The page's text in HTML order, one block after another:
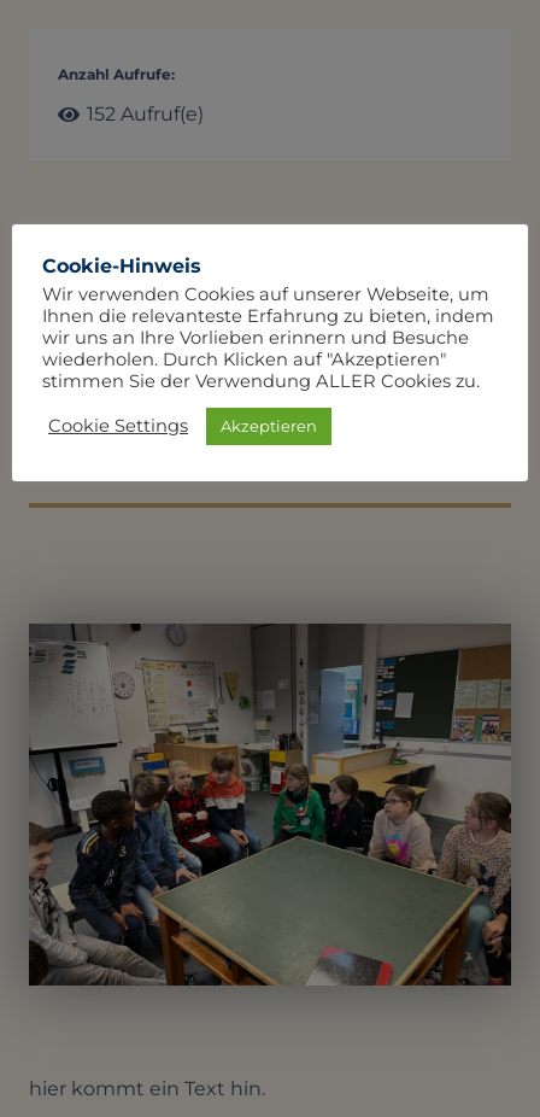
Anzahl Aufrufe:
152 Aufruf(e)
Vorheriger Beitrag
Besuch aus England in
der Schildkrötenklasse
hier kommt ein Text hin.
Cookie-Hinweis
Wir verwenden Cookies auf unserer Webseite, um
Ihnen die relevanteste Erfahrung zu bieten, indem
wir uns an Ihre Vorlieben erinnern und Besuche
wiederholen. Durch Klicken auf "Akzeptieren"
stimmen Sie der Verwendung ALLER Cookies zu.
Cookie Settings Akzeptieren